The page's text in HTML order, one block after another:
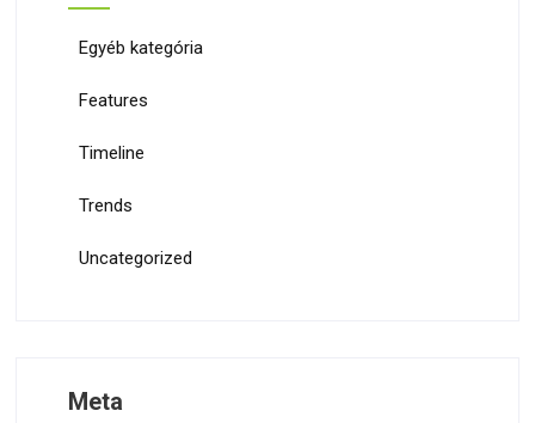
Egyéb kategória
Features
Timeline
Trends
Uncategorized
Meta